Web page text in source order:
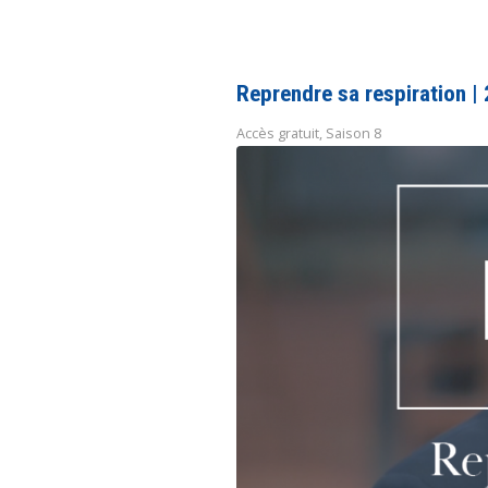
Reprendre sa respiration |
Accès gratuit, Saison 8